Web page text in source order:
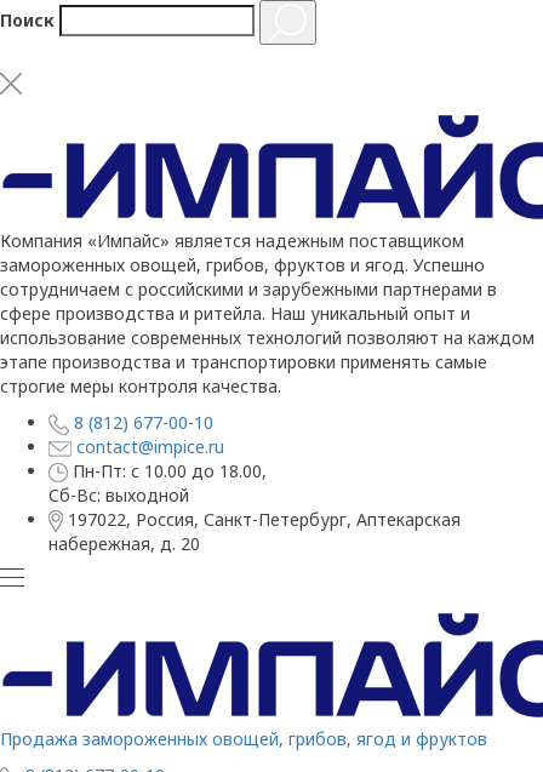
Поиск
Компания «Импайс» является надежным поставщиком
замороженных овощей, грибов, фруктов и ягод. Успешно
сотрудничаем с российскими и зарубежными партнерами в
сфере производства и ритейла. Наш уникальный опыт и
использование современных технологий позволяют на каждом
этапе производства и транспортировки применять самые
строгие меры контроля качества.
8 (812) 677-00-10
contact@impice.ru
Пн-Пт: с 10.00 до 18.00,
Сб-Вс: выходной
197022, Россия, Санкт-Петербург, Аптекарская
набережная, д. 20
Продажа замороженных овощей, грибов, ягод и фруктов